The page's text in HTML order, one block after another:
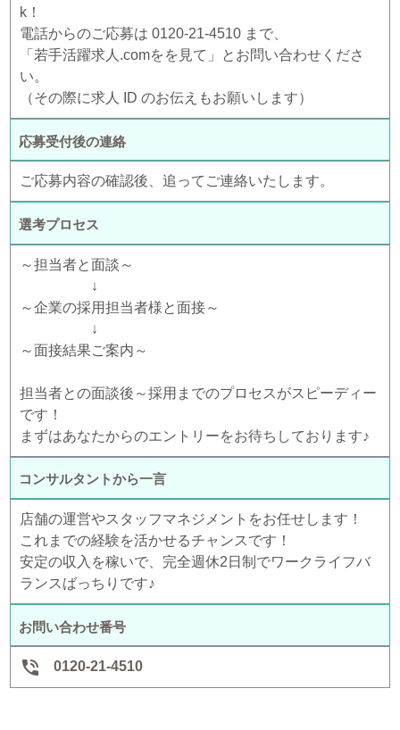
k！
電話からのご応募は 0120-21-4510 まで、
「若手活躍求人.comをを見て」とお問い合わせくださ
い。
（その際に求人 ID のお伝えもお願いします）
応募受付後の連絡
ご応募内容の確認後、追ってご連絡いたします。
選考プロセス
～担当者と面談～
↓
～企業の採用担当者様と面接～
↓
～面接結果ご案内～
担当者との面談後～採用までのプロセスがスピーディー
です！
まずはあなたからのエントリーをお待ちしております♪
コンサルタントから一言
店舗の運営やスタッフマネジメントをお任せします！
これまでの経験を活かせるチャンスです！
安定の収入を稼いで、完全週休2日制でワークライフバ
ランスばっちりです♪
お問い合わせ番号
 0120-21-4510